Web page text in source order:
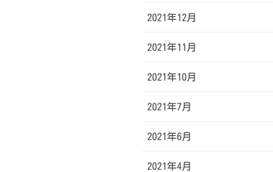
2021年12月
2021年11月
2021年10月
2021年7月
2021年6月
2021年4月